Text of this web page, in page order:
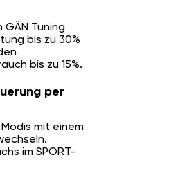
GÄN Tuning
bis zu 30%
bis zu 15%.
per
mit einem
im SPORT-